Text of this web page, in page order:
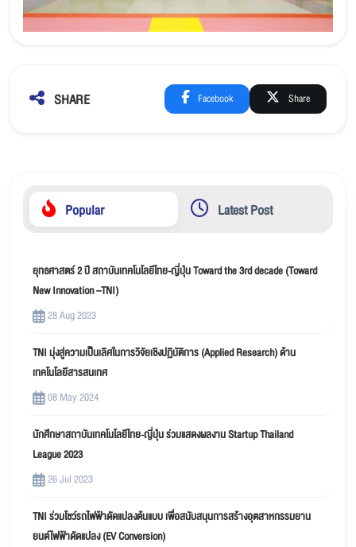
SHARE Facebook Share
Popular Latest Post
ยุทธศาสตร์ 2 ปี สถาบันเทคโนโลยีไทย-ญี่ปุ่น Toward the 3rd decade (Toward
New Innovation –TNI)
28 Aug 2023
TNI มุ่งสู่ความเป็นเลิศในการวิจัยเชิงปฏิบัติการ (Applied Research) ด้าน
เทคโนโลยีสารสนเทศ
08 May 2024
นักศึกษาสถาบันเทคโนโลยีไทย-ญี่ปุ่น ร่วมแสดงผลงาน Startup Thailand
League 2023
26 Jul 2023
TNI ร่วมโชว์รถไฟฟ้าดัดแปลงต้นแบบ เพื่อสนับสนุนการสร้างอุตสาหกรรมยาน
ยนต์ไฟฟ้าดัดแปลง (EV Conversion)